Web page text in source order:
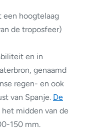
een hoogtelaag
de troposfeer)
en in
genaamd
regen- en ook
van Spanje. De
midden van de
150 mm.